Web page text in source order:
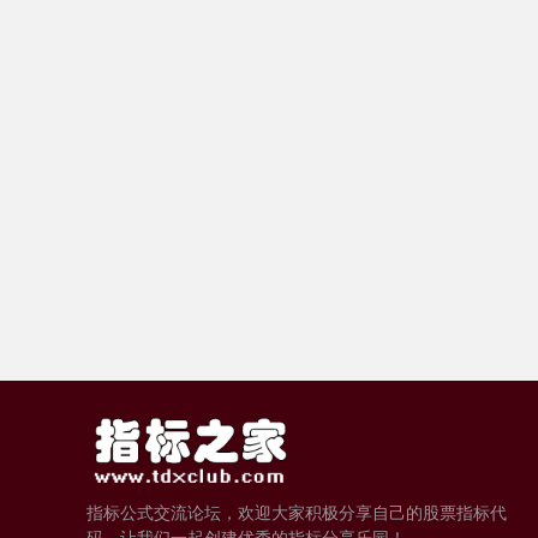
指标公式交流论坛，欢迎大家积极分享自己的股票指标代